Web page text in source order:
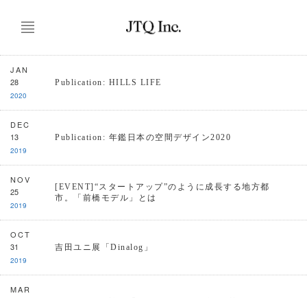
JAN
28
2020
Publication: HILLS LIFE
DEC
13
2019
Publication: 年鑑日本の空間デザイン2020
NOV
25
2019
[EVENT]“スタートアップ”のように成長する地方都
市。「前橋モデル」とは
OCT
31
2019
吉田ユニ展「Dinalog」
MAR